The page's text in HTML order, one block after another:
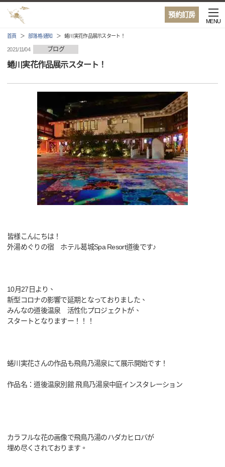
預約訂房
MENU
首頁 部落格·通知 蜷川実花作品展示スタート！
2021/11/04 ブログ
蜷川実花作品展示スタート！
皆様こんにちは！
外湯めぐりの宿 ホテル葛城Spa Resort道後です♪
10月27日より、
新型コロナの影響で延期となっておりました、
みんなの道後温泉 活性化プロジェクトが、
スタートとなりますー！！！
蜷川実花さんの作品も飛鳥乃湯泉にて展示開始です！
作品名：道後温泉別館 飛鳥乃湯泉中庭インスタレーション
カラフルな花の画像で飛鳥乃湯のハダカヒロバが
埋め尽くされております。